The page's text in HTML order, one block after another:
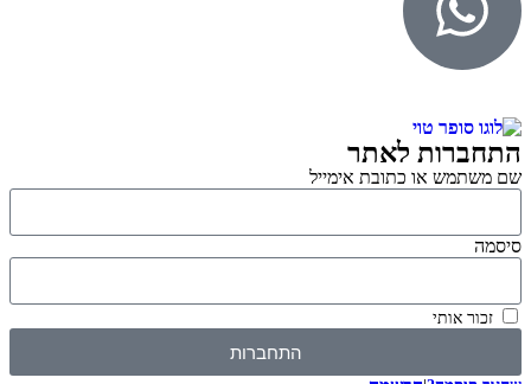
התחברות לאתר
שם משתמש או כתובת אימייל
סיסמה
זכור אותי
התחברות